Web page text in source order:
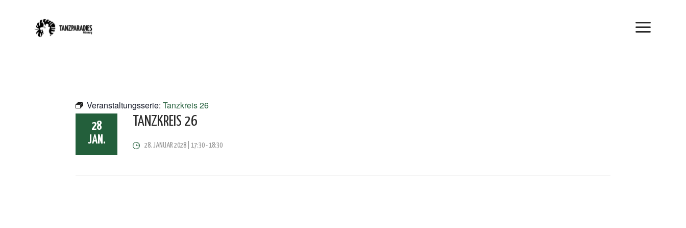
Veranstaltungsserie: Tanzkreis 26
28
JAN.
TANZKREIS 26
28. JANUAR 2028 | 17:30-18:30